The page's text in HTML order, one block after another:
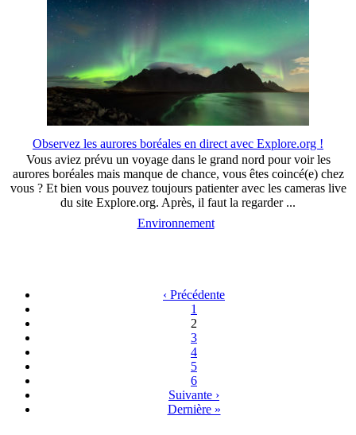
Observez les aurores boréales en direct avec Explore.org !
Vous aviez prévu un voyage dans le grand nord pour voir les
aurores boréales mais manque de chance, vous êtes coincé(e) chez
vous ? Et bien vous pouvez toujours patienter avec les cameras live
du site Explore.org. Après, il faut la regarder ...
Environnement
‹ Précédente
1
2
3
4
5
6
Suivante ›
Dernière »